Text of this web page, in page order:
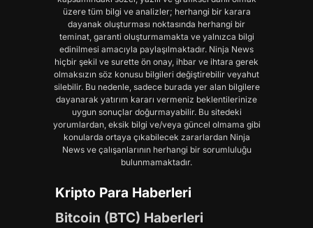
üzere tüm bilgi ve analizler; herhangi bir karara
dayanak oluşturması noktasında herhangi bir
teminat, garanti oluşturmamakta ve yalnızca bilgi
edinilmesi amacıyla paylaşılmaktadır. Ninja News
hiçbir şekil ve surette ön onay, ihbar ve ihtara gerek
olmaksızın söz konusu bilgileri değiştirebilir veyahut
silebilir. Bu nedenle, sadece burada yer alan bilgilere
dayanarak yatırım kararı vermeniz beklentilerinize
uygun sonuçlar doğurmayabilir. Bu sitedeki
yorumlardan, eksik bilgi ve/veya güncel olmama gibi
konularda ortaya çıkabilecek zararlardan Ninja
News ve çalışanlarının herhangi bir sorumluluğu
bulunmamaktadır.
Kripto Para Haberleri
Bitcoin (BTC) Haberleri